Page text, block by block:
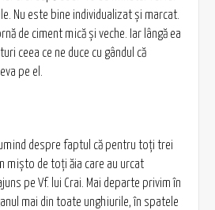
Nu este bine individualizat şi marcat.
de ciment mică şi veche. Iar lângă ea
ceea ce ne duce cu gândul că
pe el.
despre faptul că pentru toţi trei
mişto de toţi ăia care au urcat
pe Vf. lui Crai. Mai departe privim în
mai din toate unghiurile, în spatele